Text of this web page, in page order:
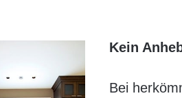
Kein
Bei